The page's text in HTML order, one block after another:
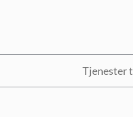
Tjenester